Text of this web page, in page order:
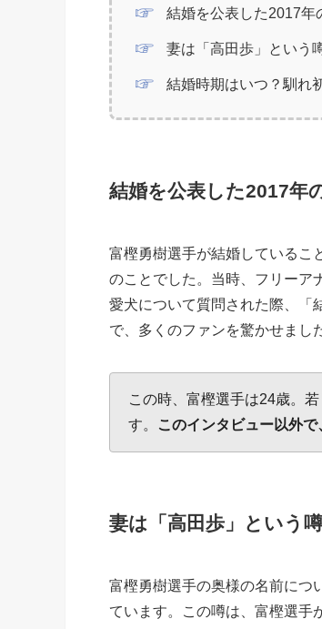
結婚を公表した2017年
妻は「高田歩」という
結婚時期はいつ？馴れ
結婚を公表した2017年
富樫勇樹選手が結婚しているこ
のことでした。当時、フリーア
愛犬について質問された際、「
で、多くのファンを驚かせまし
この時、富樫選手は24歳。
す。
このインタビュー以外
妻は「高田歩」という
富樫勇樹選手の奥様の名前につ
ています。この噂は、富樫選手